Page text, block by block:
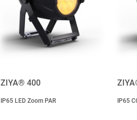
ZIYA® 400
IP65 LED Zoom PAR IP65